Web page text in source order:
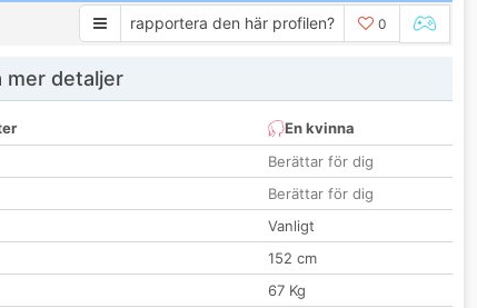
rapportera den här profilen? 0
mer detaljer
En kvinna
Berättar för dig
Berättar för dig
Vanligt
152 cm
67 Kg